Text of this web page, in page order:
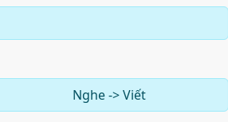
Nghe -> Viết